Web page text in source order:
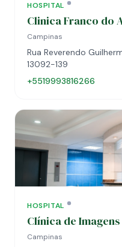
HOSPITAL
Clinica Franco do
Campinas
Rua Reverendo
13092-139
+5519993816266
HOSPITAL
Clínica de
Campinas